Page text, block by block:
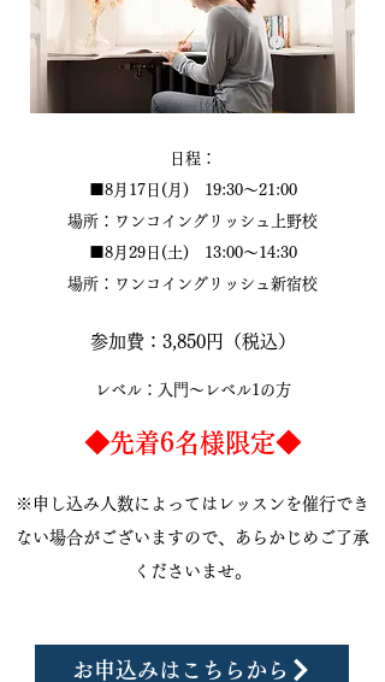
日程：
■8月17日(月) 19:30～21:00
場所：ワンコイングリッシュ上野校
■8月29日(土) 13:00～14:30
​場所：ワンコイングリッシュ新宿校
参加費：3,850円（税込）​
レベル：入門～レベル1の方
​◆先着6名様限定◆
※申し込み人数によってはレッスンを催行でき
ない場合がございますので、あらかじめご了承
くださいませ。
お申込みはこちらから